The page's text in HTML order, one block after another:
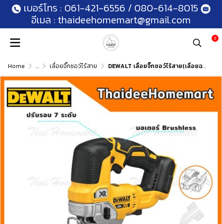
เบอร์โทร : 061-421-6556 / 080-614-8015
อีเมล : thaideehomemart@gmail.com
0
Home ... เลื่อยจิ๊กซอว์ไร้สาย DEWALT เลื่อยจิ๊กซอว์ไร้สาย(เลื่อยฉลุ) 20V. รุ่น DCS334B Brushless (ตัวเปล่า) รับประกันศูนย์ 3 ปี